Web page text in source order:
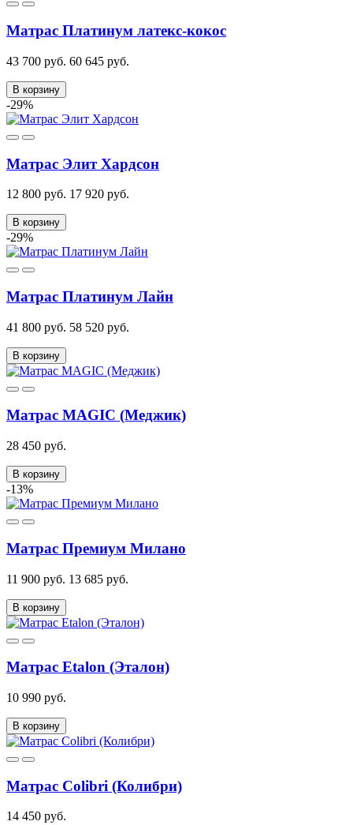
Матрас Платинум латекс-кокос
43 700 руб. 60 645 руб.
В корзину
-29%
Матрас Элит Хардсон
12 800 руб. 17 920 руб.
В корзину
-29%
Матрас Платинум Лайн
41 800 руб. 58 520 руб.
В корзину
Матрас MAGIC (Меджик)
28 450 руб.
В корзину
-13%
Матрас Премиум Милано
11 900 руб. 13 685 руб.
В корзину
Матрас Etalon (Эталон)
10 990 руб.
В корзину
Матрас Colibri (Колибри)
14 450 руб.